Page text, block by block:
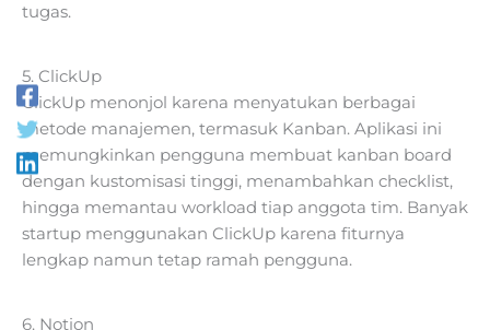
tugas.
5. ClickUp
ClickUp menonjol karena menyatukan berbagai
metode manajemen, termasuk Kanban. Aplikasi ini
memungkinkan pengguna membuat kanban board
dengan kustomisasi tinggi, menambahkan checklist,
hingga memantau workload tiap anggota tim. Banyak
startup menggunakan ClickUp karena fiturnya
lengkap namun tetap ramah pengguna.
6. Notion